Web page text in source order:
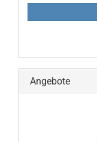
NEWSLETTER-
ANMELDUNG
Angebote